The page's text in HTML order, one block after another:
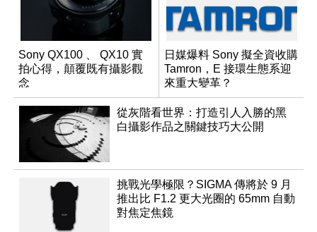
Sony QX100 、 QX10 實
拍心得，顛覆既有攝影觀
念
日媒爆料 Sony 擬全資收購
Tamron，E 接環生態系迎
來重大變革？
從灰階看世界：打造引人入勝的黑
白攝影作品之關鍵技巧大公開
挑戰光學極限？SIGMA 傳將於 9 月
推出比 F1.2 更大光圈的 65mm 自動
對焦定焦鏡